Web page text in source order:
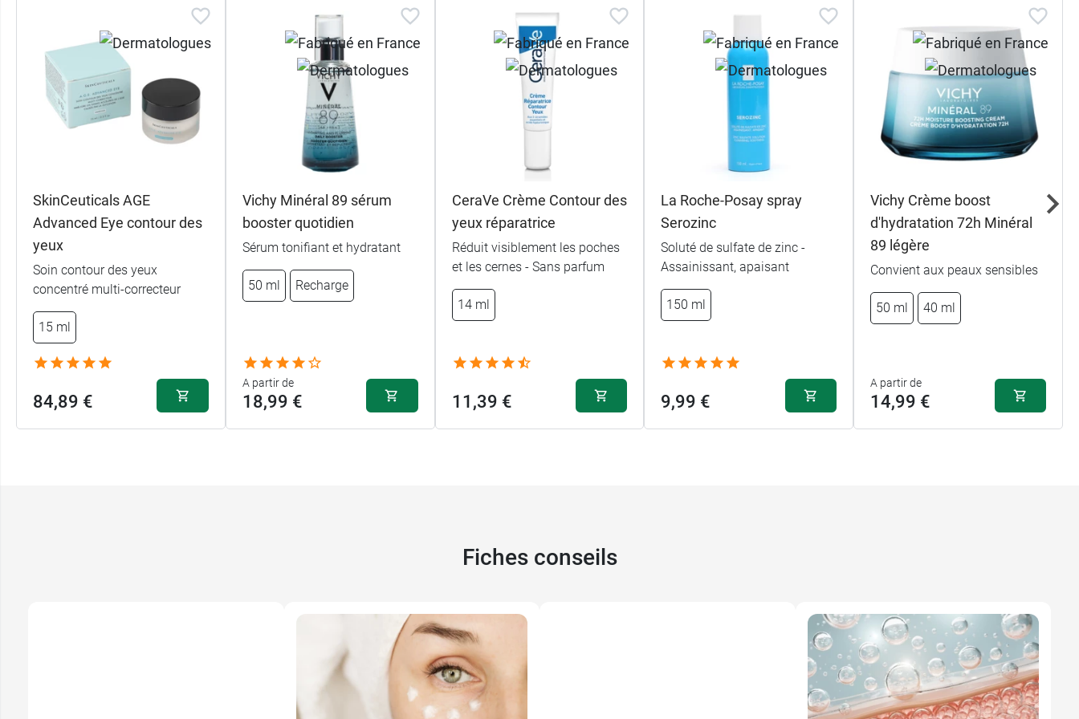
SkinCeuticals AGE
Advanced Eye contour des
yeux
Soin contour des yeux
concentré multi-correcteur
15 ml
84,89 €
Vichy Minéral 89 sérum
booster quotidien
Sérum tonifiant et hydratant
50 ml Recharge
A partir de
18,99 €
CeraVe Crème Contour des
yeux réparatrice
Réduit visiblement les poches
et les cernes - Sans parfum
14 ml
11,39 €
La Roche-Posay spray
Serozinc
Soluté de sulfate de zinc -
Assainissant, apaisant
150 ml
9,99 €
Vichy Crème boost
d'hydratation 72h Minéral
89 légère
Convient aux peaux sensibles
50 ml 40 ml
A partir de
14,99 €
Fiches conseils